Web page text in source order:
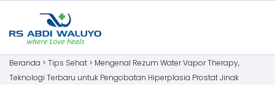
Beranda > Tips Sehat > Mengenal Rezum Water Vapor Therapy,
Teknologi Terbaru untuk Pengobatan Hiperplasia Prostat Jinak